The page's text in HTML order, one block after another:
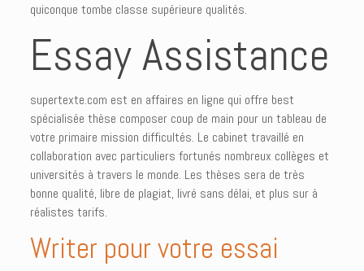
quiconque tombe classe supérieure qualités.
Essay Assistance
supertexte.com est en affaires en ligne qui offre best
spécialisée thèse composer coup de main pour un tableau de
votre primaire mission difficultés. Le cabinet travaillé en
collaboration avec particuliers fortunés nombreux collèges et
universités à travers le monde. Les thèses sera de très
bonne qualité, libre de plagiat, livré sans délai, et plus sur à
réalistes tarifs.
Writer pour votre essai